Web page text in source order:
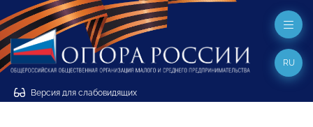
Версия для слабовидящих
RU